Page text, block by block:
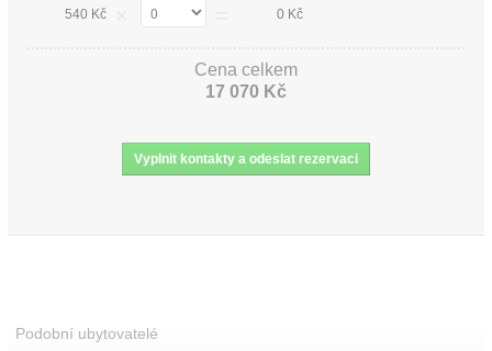
540 Kč 0 Kč
Cena celkem
17 070 Kč
Podobní ubytovatelé